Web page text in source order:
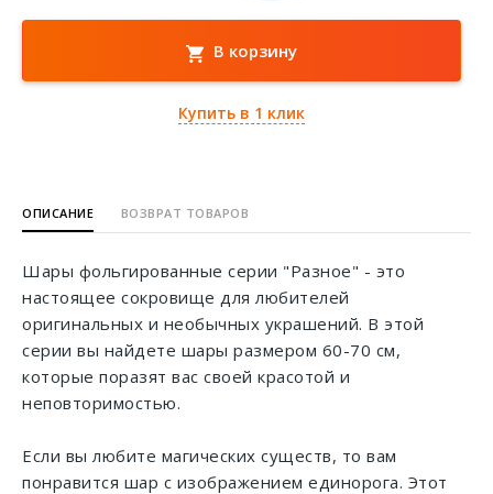
В корзину
Купить в 1 клик
ОПИСАНИЕ ВОЗВРАТ ТОВАРОВ
Шары фольгированные серии "Разное" - это
настоящее сокровище для любителей
оригинальных и необычных украшений. В этой
серии вы найдете шары размером 60-70 см,
которые поразят вас своей красотой и
неповторимостью.
Если вы любите магических существ, то вам
понравится шар с изображением единорога. Этот